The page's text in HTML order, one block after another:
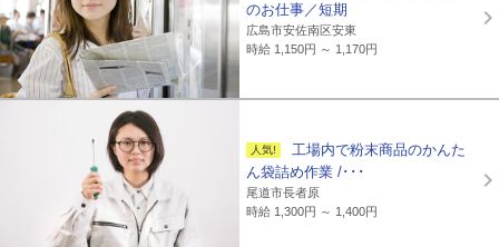
のお仕事／短期
広島市安佐南区安東
時給 1,150円 ～ 1,170円
工場内で粉末商品のかんた
ん袋詰め作業 /･･･
尾道市長者原
時給 1,300円 ～ 1,400円